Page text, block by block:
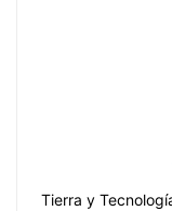
Tierra y